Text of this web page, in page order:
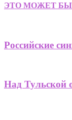
ЭТО МОЖЕТ
Российские
Над Тульской